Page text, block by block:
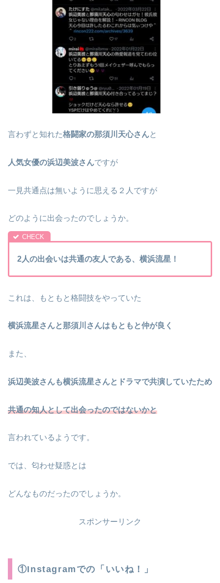
言わずと知れた格闘家の那須川天心さんと
人気女優の浜辺美波さんですが
一見共通点は無いように思える２人ですが
どのように出会ったのでしょうか。
2人の出会いは共通の友人である、横浜流星！
これは、もともと格闘技をやっていた
横浜流星さんと那須川さんはもともと仲が良く
また、
浜辺美波さんも横浜流星さんとドラマで共演していたため
共通の知人として出会ったのではないかと
言われているようです。
では、匂わせ疑惑とは
どんなものだったのでしょうか。
スポンサーリンク
①Instagramでの「いいね！」